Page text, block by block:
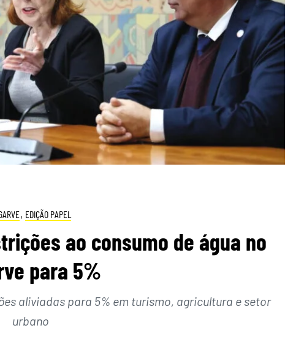
, EDIÇÃO PAPEL
ao consumo de água no
para 5%
aliviadas para 5% em turismo, agricultura e setor
urbano